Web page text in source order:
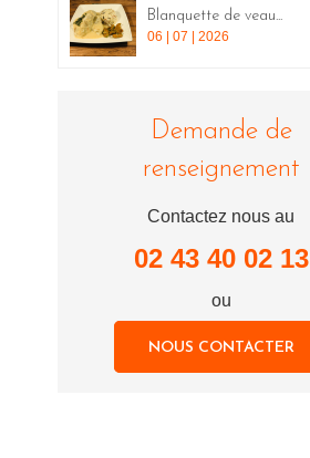
Blanquette de veau...
06 | 07 | 2026
Demande de
renseignement
Contactez nous au
02 43 40 02 13
ou
NOUS CONTACTER